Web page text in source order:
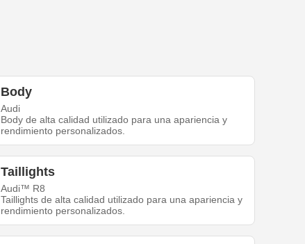
Body
Audi
Body de alta calidad utilizado para una apariencia y
rendimiento personalizados.
Taillights
Audi™ R8
Taillights de alta calidad utilizado para una apariencia y
rendimiento personalizados.